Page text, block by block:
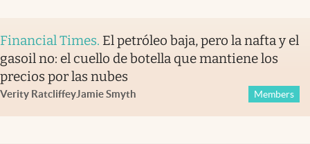
Financial Times. El petróleo baja, pero la nafta y el
gasoil no: el cuello de botella que mantiene los
precios por las nubes
Verity RatcliffeyJamie Smyth Members